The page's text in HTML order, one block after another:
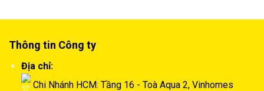
Thông tin Công ty
Địa chỉ:
Chi Nhánh HCM: Tầng 16 - Toà Aqua 2, Vinhomes